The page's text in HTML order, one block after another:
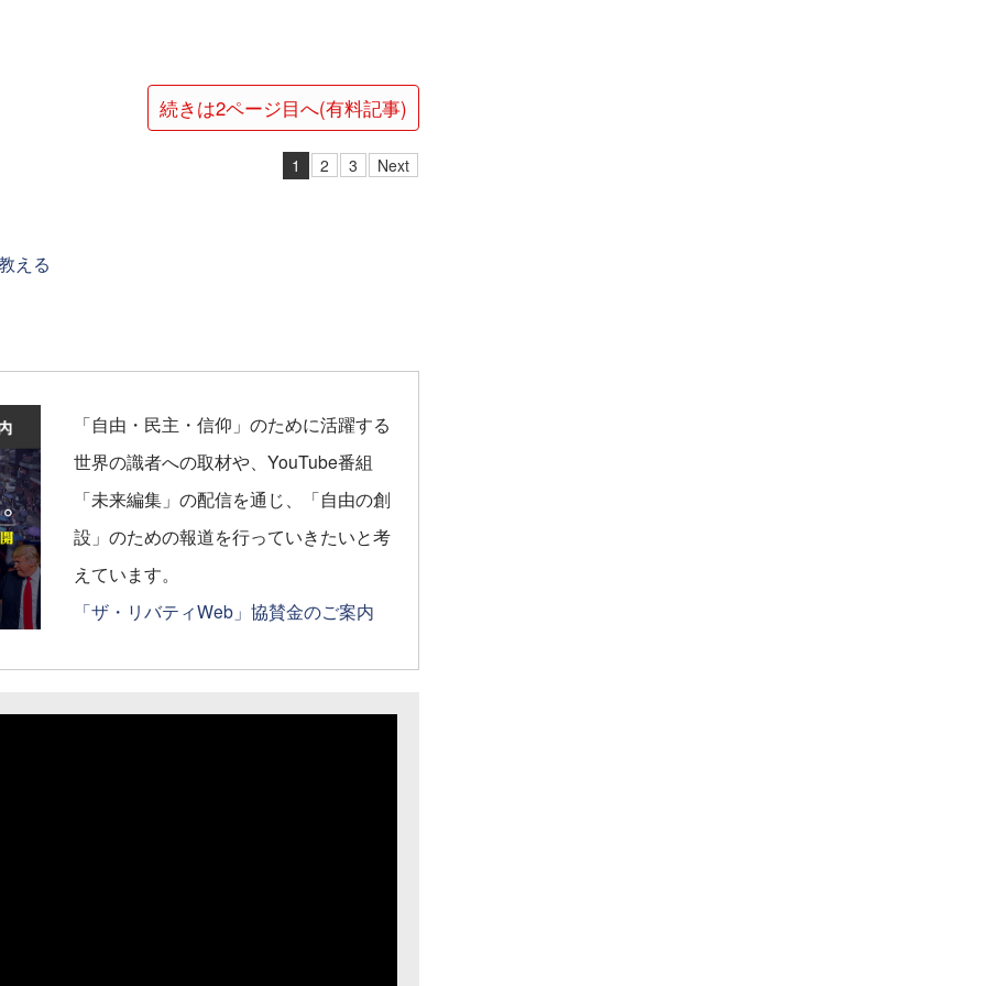
続きは2ページ目へ(有料記事)
1 2 3 Next
える
「自由・民主・信仰」のために活躍する
世界の識者への取材や、YouTube番組
「未来編集」の配信を通じ、「自由の創
設」のための報道を行っていきたいと考
えています。
「ザ・リバティWeb」協賛金のご案内